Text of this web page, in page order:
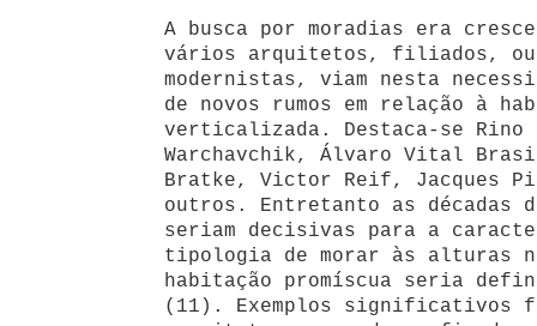
A busca por moradias era
vários arquitetos, filiados, ou
modernistas, viam nesta
de novos rumos em relação à
verticalizada. Destaca-se Rino
Warchavchik, Álvaro Vital
Bratke, Victor Reif, Jacques
outros. Entretanto as décadas
seriam decisivas para a
tipologia de morar às alturas
habitação promíscua seria
(11). Exemplos significativos